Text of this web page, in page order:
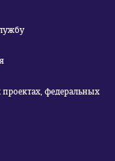
федеральных